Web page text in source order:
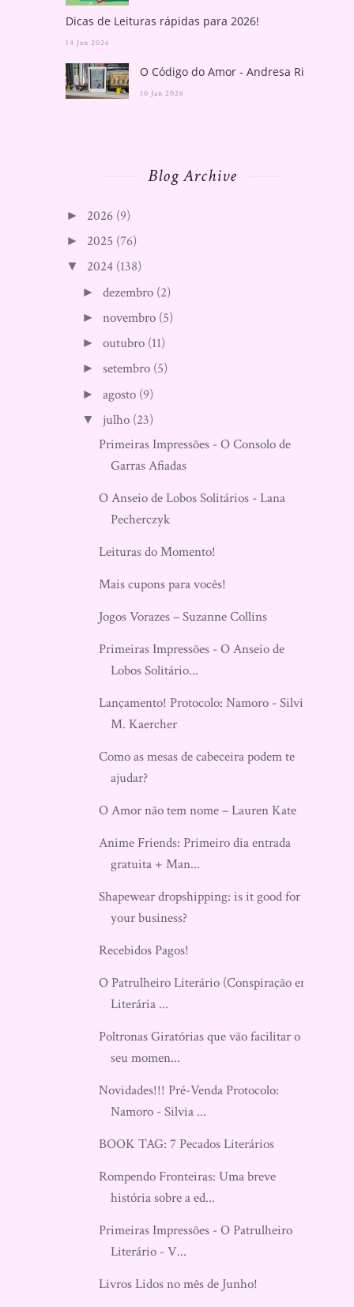
Dicas de Leituras rápidas para 2026!
14 Jan 2026
O Código do Amor - Andresa Rios
10 Jan 2026
Blog Archive
► 2026 (9)
► 2025 (76)
▼ 2024 (138)
►dezembro (2)
►novembro (5)
►outubro (11)
►setembro (5)
►agosto (9)
▼ julho (23)
Primeiras Impressões - O Consolo de
Garras Afiadas
O Anseio de Lobos Solitários - Lana
Pecherczyk
Leituras do Momento!
Mais cupons para vocês!
Jogos Vorazes – Suzanne Collins
Primeiras Impressões - O Anseio de
Lobos Solitário...
Lançamento! Protocolo: Namoro - Silvia
M. Kaercher
Como as mesas de cabeceira podem te
ajudar?
O Amor não tem nome – Lauren Kate
Anime Friends: Primeiro dia entrada
gratuita + Man...
Shapewear dropshipping: is it good for
your business?
Recebidos Pagos!
O Patrulheiro Literário (Conspiração em
Literária ...
Poltronas Giratórias que vão facilitar o
seu momen...
Novidades!!! Pré-Venda Protocolo:
Namoro - Silvia ...
BOOK TAG: 7 Pecados Literários
Rompendo Fronteiras: Uma breve
história sobre a ed...
Primeiras Impressões - O Patrulheiro
Literário - V...
Livros Lidos no mês de Junho!